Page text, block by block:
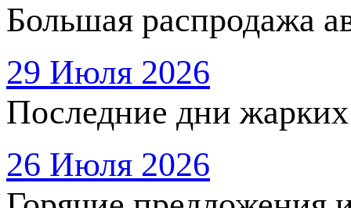
Большая распродажа
29 Июля 2026
Последние дни
26 Июля 2026